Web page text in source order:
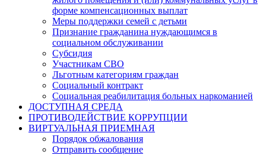
форме компенсационных выплат
Меры поддержки семей с детьми
Признание гражданина нуждающимся в
социальном обслуживании
Субсидия
Участникам СВО
Льготным категориям граждан
Социальный контракт
Социальная реабилитация больных наркоманией
ДОСТУПНАЯ СРЕДА
ПРОТИВОДЕЙСТВИЕ КОРРУПЦИИ
ВИРТУАЛЬНАЯ ПРИЕМНАЯ
Порядок обжалования
Отправить сообщение